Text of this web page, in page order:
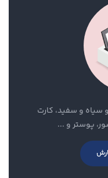
سیاه و سفید، کارت
پوستر و ...